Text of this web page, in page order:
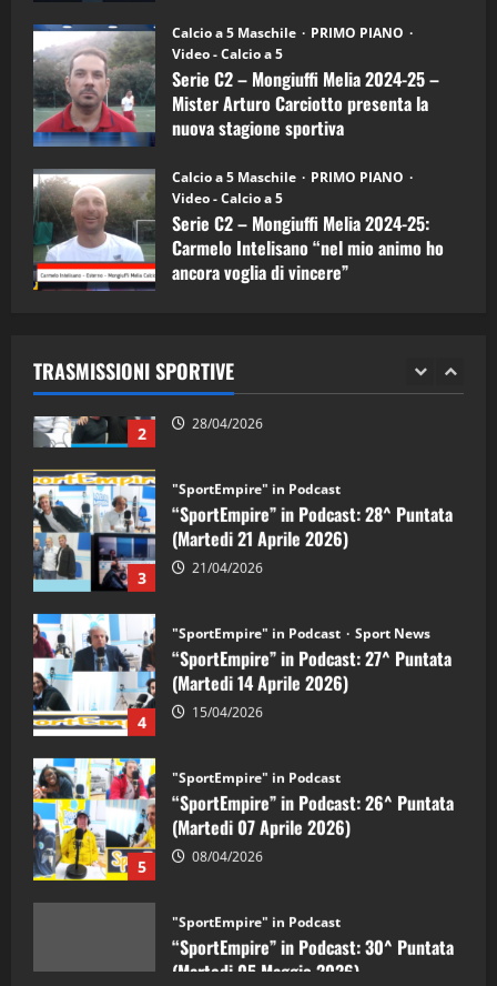
Calcio a 5 Maschile
PRIMO PIANO
Video - Calcio a 5
Serie C2 – Mongiuffi Melia 2024-25 –
Mister Arturo Carciotto presenta la
nuova stagione sportiva
Calcio a 5 Maschile
PRIMO PIANO
Video - Calcio a 5
Serie C2 – Mongiuffi Melia 2024-25:
Carmelo Intelisano “nel mio animo ho
ancora voglia di vincere”
TRASMISSIONI SPORTIVE
5
“SportEmpire” in Podcast: 26^ Puntata
(Martedi 07 Aprile 2026)
08/04/2026
1
“SportEmpire” in Podcast: 30^ Puntata
(Martedi 05 Maggio 2026)
08/05/2026
2 28/04/2026
3
(Martedi 21 Aprile 2026)
21/04/2026
4
(Martedi 14 Aprile 2026)
15/04/2026
5
(Martedi 07 Aprile 2026)
08/04/2026
(Martedi 05 Maggio 2026)
08/05/2026